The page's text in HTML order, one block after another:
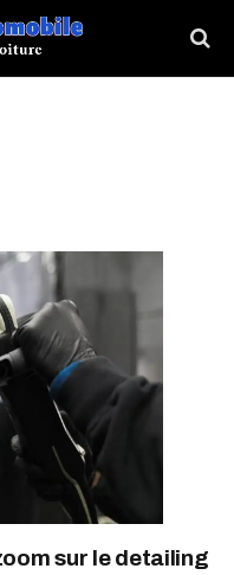
sur le detailing